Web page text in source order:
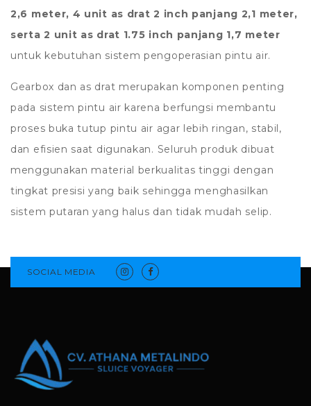
2,6 meter, 4 unit as drat 2 inch panjang 2,1 meter,
serta 2 unit as drat 1.75 inch panjang 1,7 meter
untuk kebutuhan sistem pengoperasian pintu air.
Gearbox dan as drat merupakan komponen penting
pada sistem pintu air karena berfungsi membantu
proses buka tutup pintu air agar lebih ringan, stabil,
dan efisien saat digunakan. Seluruh produk dibuat
menggunakan material berkualitas tinggi dengan
tingkat presisi yang baik sehingga menghasilkan
sistem putaran yang halus dan tidak mudah selip.
SOCIAL MEDIA